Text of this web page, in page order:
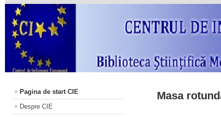
Pagina de start CIE
Despre CIE
Masa